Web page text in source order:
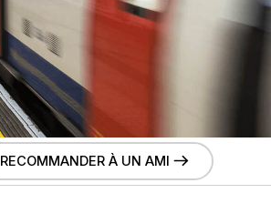
RECOMMANDER À UN AMI